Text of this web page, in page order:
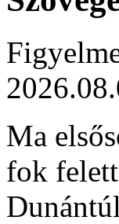
Ma
fok